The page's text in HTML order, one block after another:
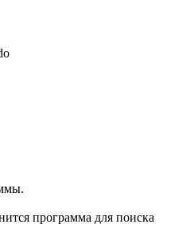
программа для поиска